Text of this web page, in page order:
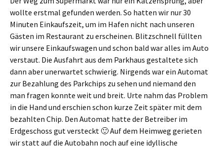
wollte erstmal gefunden werden. So hatten wir nur 30
Minuten Einkaufszeit, um im Hafen nicht nach unseren
Gästen im Restaurant zu erscheinen. Blitzschnell füllten
wir unsere Einkaufswagen und schon bald war alles im Auto
verstaut. Die Ausfahrt aus dem Parkhaus gestaltete sich
dann aber unerwartet schwierig. Nirgends war ein Automat
zur Bezahlung des Parkchips zu sehen und niemand den
man fragen konnte weit und breit. Urte nahm das Problem
in die Hand und erschien schon kurze Zeit später mit dem
bezahlten Chip. Den Automat hatte der Betreiber im
Erdgeschoss gut versteckt 🙂 Auf dem Heimweg gerieten
wir statt auf die Autobahn noch auf eine idyllische